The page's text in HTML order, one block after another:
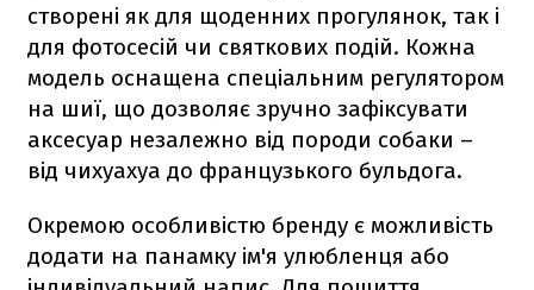
створені як для щоденних прогулянок, так і
для фотосесій чи святкових подій. Кожна
модель оснащена спеціальним регулятором
на шиї, що дозволяє зручно зафіксувати
аксесуар незалежно від породи собаки –
від чихуахуа до французького бульдога.
Окремою особливістю бренду є можливість
додати на панамку ім'я улюбленця або